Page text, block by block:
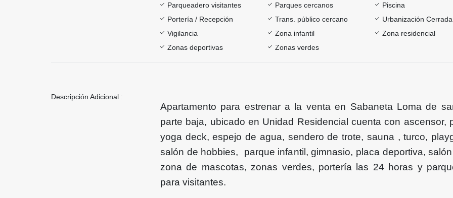
Parqueadero visitantes
Parques cercanos
Piscina
Portería / Recepción
Trans. público cercano
Urbanización Cerrada
Vigilancia
Zona infantil
Zona residencial
Zonas deportivas
Zonas verdes
Descripción Adicional :
Apartamento para estrenar a la venta en Sabaneta Loma de
parte baja, ubicado en Unidad Residencial cuenta con ascensor,
yoga deck, espejo de agua, sendero de trote, sauna , turco,
salón de hobbies, parque infantil, gimnasio, placa deportiva,
zona de mascotas, zonas verdes, portería las 24 horas y
para visitantes.